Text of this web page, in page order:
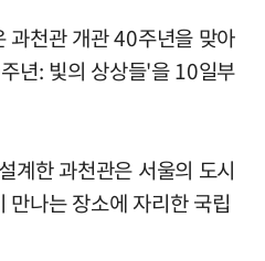
과천관 개관 40주년을 맞아
년: 빛의 상상들'을 10일부
계한 과천관은 서울의 도시
만나는 장소에 자리한 국립